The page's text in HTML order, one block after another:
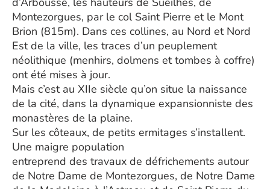
Montezorgues, par le col Saint Pierre et le Mont
Brion (815m). Dans ces collines, au Nord et Nord
Est de la ville, les traces d’un peuplement
néolithique (menhirs, dolmens et tombes à coffre)
ont été mises à jour.
Mais c’est au XIIe siècle qu’on situe la naissance
de la cité, dans la dynamique expansionniste des
monastères de la plaine.
Sur les côteaux, de petits ermitages s’installent.
Une maigre population
entreprend des travaux de défrichements autour
de Notre Dame de Montezorgues, de Notre Dame